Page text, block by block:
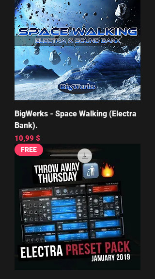
BigWerks - Space Walking (Electra
Bank).
Цена
10,99 $
FREE